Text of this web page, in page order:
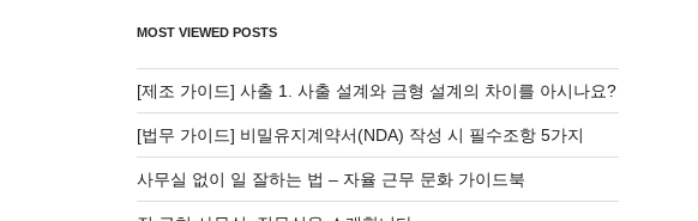
MOST VIEWED POSTS
[제조 가이드] 사출 1. 사출 설계와 금형 설계의 차이를 아시나요?
[법무 가이드] 비밀유지계약서(NDA) 작성 시 필수조항 5가지
사무실 없이 일 잘하는 법 – 자율 근무 문화 가이드북